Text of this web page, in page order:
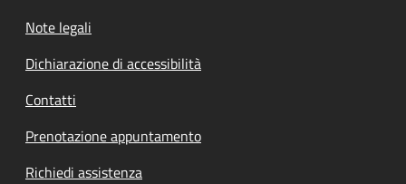
Note legali
Dichiarazione di accessibilità
Contatti
Prenotazione appuntamento
Richiedi assistenza